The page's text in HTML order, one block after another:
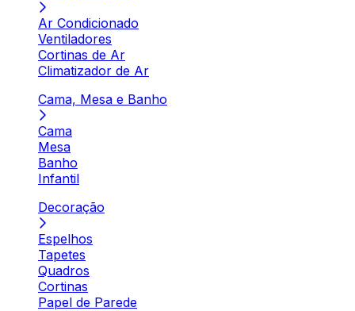
Ar Condicionado
Ventiladores
Cortinas de Ar
Climatizador de Ar
Cama, Mesa e Banho
Cama
Mesa
Banho
Infantil
Decoração
Espelhos
Tapetes
Quadros
Cortinas
Papel de Parede